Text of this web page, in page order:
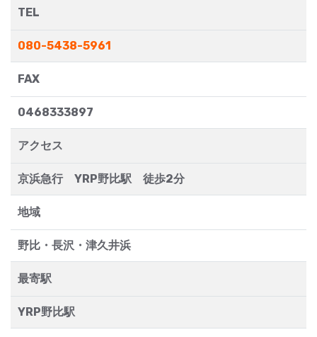
TEL
080-5438-5961
FAX
0468333897
アクセス
京浜急行 YRP野比駅 徒歩2分
地域
野比・長沢・津久井浜
最寄駅
YRP野比駅